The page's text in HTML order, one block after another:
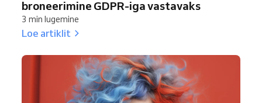
broneerimine GDPR-iga vastavaks
3 min lugemine
Loe artiklit